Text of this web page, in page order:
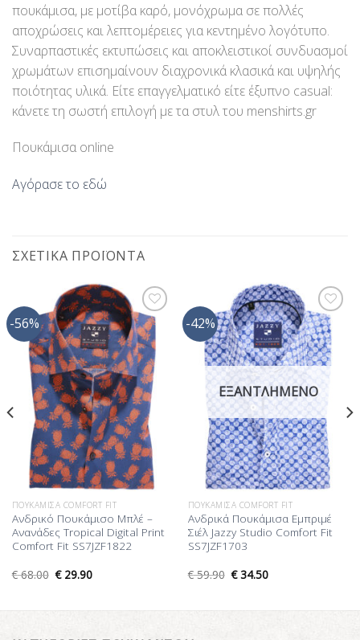
πουκάμισα, με μοτίβα καρό, μονόχρωμα σε πολλές
αποχρώσεις και λεπτομέρειες για κεντημένο λογότυπο.
Συναρπαστικές εκτυπώσεις και αποκλειστικοί συνδυασμοί
χρωμάτων επισημαίνουν διαχρονικά κλασικά και υψηλής
ποιότητας υλικά. Είτε επαγγελματικό είτε έξυπνο casual:
κάνετε τη σωστή επιλογή με τα στυλ του menshirts.gr
Πουκάμισα online
Αγόρασε το εδώ
ΣΧΕΤΙΚΆ ΠΡΟΪΌΝΤΑ
-56%
Προσθήκη
στη Λίστα
Επιθυμίας
ΠΟΥΚΆΜΙΣΑ COMFORT FIT
Ανδρικό Πουκάμισο Μπλέ –
Ανανάδες Tropical Digital Print
Comfort Fit SS7JZF1822
€68.00 €29.90
-42%
Προσθήκη
στη Λίστα
Επιθυμίας
ΕΞΑΝΤΛΗΜΈΝΟ
ΠΟΥΚΆΜΙΣΑ COMFORT FIT
Ανδρικά Πουκάμισα Εμπριμέ
Σιέλ Jazzy Studio Comfort Fit
SS7JZF1703
€59.90 €34.50